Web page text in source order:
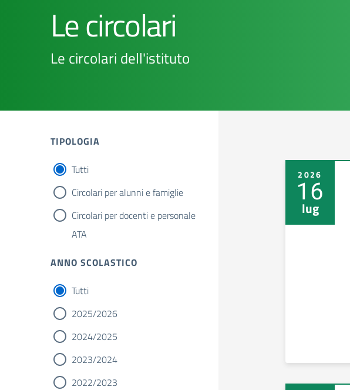
Le circolari
Le circolari dell'istituto
TIPOLOGIA
Tutti
Circolari per alunni e famiglie
Circolari per docenti e personale
ATA
ANNO SCOLASTICO
Tutti
2025/2026
2024/2025
2023/2024
2022/2023
2026
16
lug